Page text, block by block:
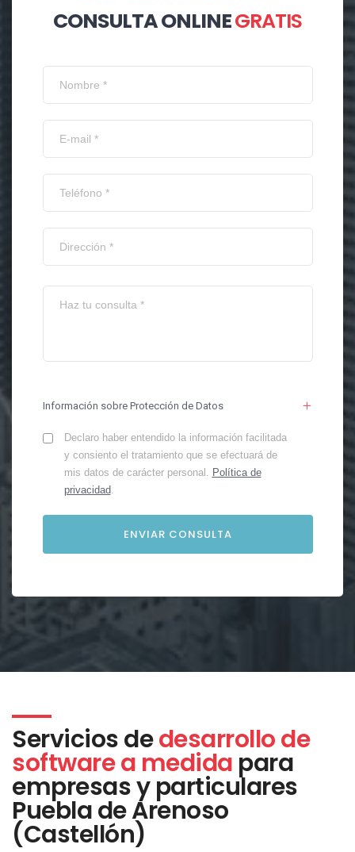
CONSULTA ONLINEGRATIS
Información sobre Protección de Datos
Declaro haber entendido la información facilitada
y consiento el tratamiento que se efectuará de
mis datos de carácter personal. Política de
privacidad.
Servicios dedesarrollo de
software a medida para
empresas y particulares
Puebla de Arenoso
(Castellón)